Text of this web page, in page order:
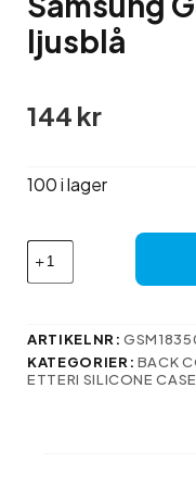
ljusblå
144 kr
100 i lager
Etteri
Silikonfodral
för
Galaxy
Plus
ARTIKELNR:
KATEGORIER: BACK
ETTERI SILICONE CASE